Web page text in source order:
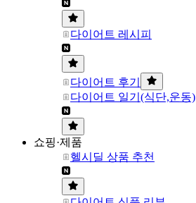
다이어트 레시피
다이어트 후기
다이어트 일기(식단,운동)
쇼핑·제품
헬시딜 상품 추천